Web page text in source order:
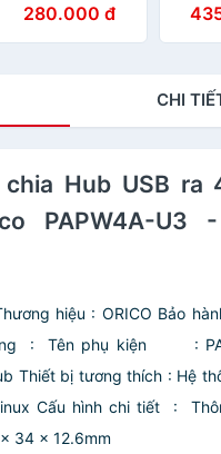
280.000 đ
- HUB
CHI
Hub USB ra
PAPW4A-U3
hiệu : ORICO Bảo
:
Tên phụ kiện :
Thiết bị tương thích : Hệ
Cấu hình chi tiết :
34 x 12.6mm